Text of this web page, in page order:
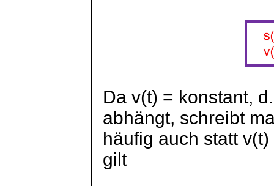
Da v(t) = konstant,
abhängt, schreibt
häufig auch statt
gilt